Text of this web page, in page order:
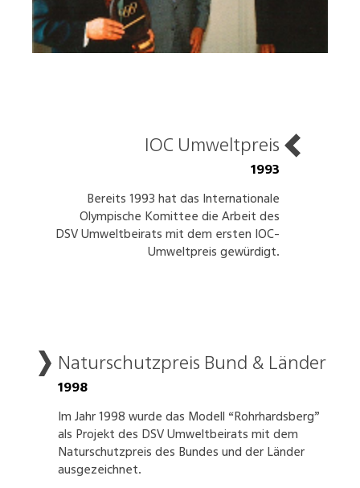
IOC Umweltpreis
1993
Bereits 1993 hat das Internationale
Olympische Komittee die Arbeit des
DSV Umweltbeirats mit dem ersten IOC-
Umweltpreis gewürdigt.
Naturschutzpreis Bund & Länder
1998
Im Jahr 1998 wurde das Modell “Rohrhardsberg”
als Projekt des DSV Umweltbeirats mit dem
Naturschutzpreis des Bundes und der Länder
ausgezeichnet.